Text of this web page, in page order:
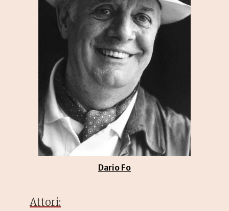
Dario Fo
Attori: